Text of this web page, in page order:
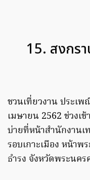
15. สงกร
ชวนเที่ยวงาน ประเ
เมษายน 2562 ช่วงเ
บ่ายที่หน้าสำนักงาน
รอบเกาะเมือง หน้าพ
ธำรง จังหวัดพระนค